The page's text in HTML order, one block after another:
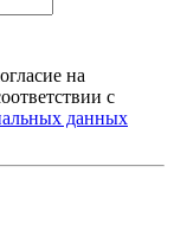
на
с
данных